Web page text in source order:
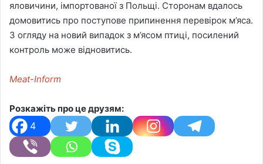
яловичини, імпортованої з Польщі. Сторонам вдалось
домовитись про поступове припинення перевірок м’яса.
З огляду на новий випадок з м’ясом птиці, посилений
контроль може відновитись.
Meat-Inform
Розкажіть про це друзям:
4